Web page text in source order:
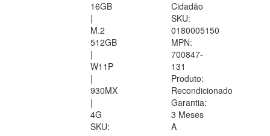
16GB
|
M.2
512GB
|
W11P
|
930MX
|
4G
SKU:
Cidadão
SKU:
0180005150
MPN:
700847-
131
Produto:
Recondicionado
Garantia:
3 Meses
A